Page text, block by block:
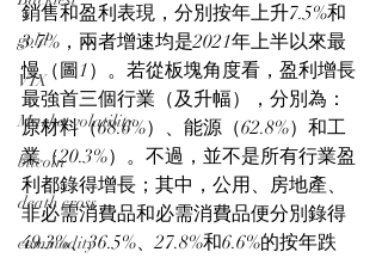
gold
VIX
Market volatility
bitcoin
death cross
commodity
銷售和盈利表現，分別按年上升7.5%和
3.7%，兩者增速均是2021年上半以來最
慢（圖1）。若從板塊角度看，盈利增長
最強首三個行業（及升幅），分別為：
原材料（68.6%）、能源（62.8%）和工
業（20.3%）。不過，並不是所有行業盈
利都錄得增長；其中，公用、房地產、
非必需消費品和必需消費品便分別錄得
49.3%、36.5%、27.8%和6.6%的按年跌